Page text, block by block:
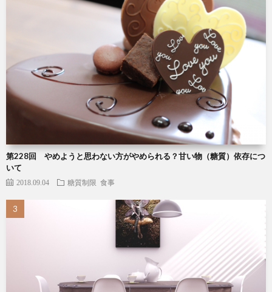
第228回 やめようと思わない方がやめられる？甘い物（糖質）依存につ
いて
2018.09.04 糖質制限 食事